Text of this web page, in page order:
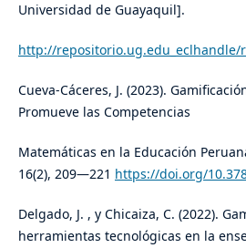
Universidad de Guayaquil].
http://repositorio.ug.edu_eclhandle/
Cueva-Cáceres, J. (2023).
Promueve las Competencias
Matemáticas en la Educación
16(2), 209—221 https://doi.org/
Delgado, J. , y Chicaiza, C. (2022).
herramientas tecnológicas en la